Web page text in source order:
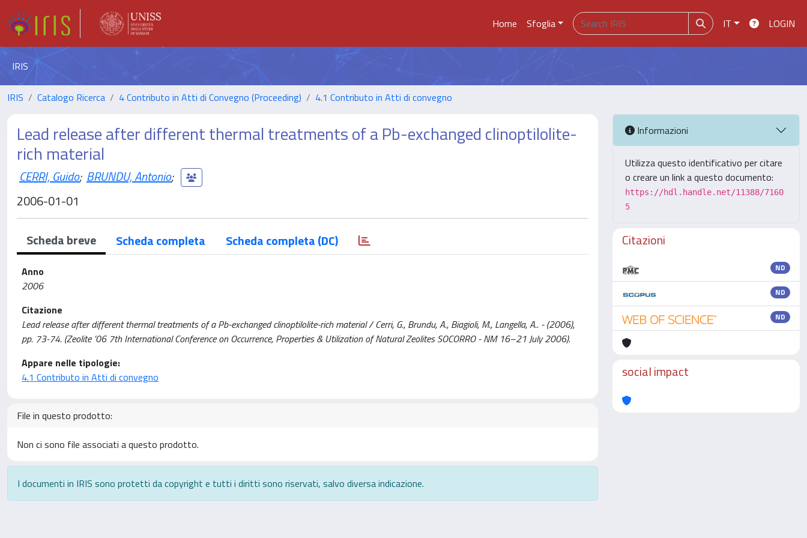
Home Sfoglia IT LOGIN
IRIS
IRIS Catalogo Ricerca 4 Contributo in Atti di Convegno (Proceeding) 4.1 Contributo in Atti di convegno
Lead release after different thermal treatments of a Pb-exchanged clinoptilolite-
rich material
CERRI, Guido; BRUNDU, Antonio;
2006-01-01
Scheda breve Scheda completa Scheda completa (DC)
Anno
2006
Citazione
Lead release after different thermal treatments of a Pb-exchanged clinoptilolite-rich material / Cerri, G., Brundu, A., Biagioli, M., Langella, A.. - (2006),
pp. 73-74. (Zeolite ’06 7th International Conference on Occurrence, Properties & Utilization of Natural Zeolites SOCORRO - NM 16–21 July 2006).
Appare nelle tipologie:
4.1 Contributo in Atti di convegno
File in questo prodotto:
Non ci sono file associati a questo prodotto.
I documenti in IRIS sono protetti da copyright e tutti i diritti sono riservati, salvo diversa indicazione.
Informazioni
Utilizza questo identificativo per citare
o creare un link a questo documento:
https://hdl.handle.net/11388/7160
5
Citazioni
ND
ND
ND
social impact